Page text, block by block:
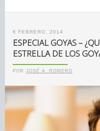
6 FEBRERO, 2014
ESPECIAL GOYAS –
ESTRELLA DE LOS
POR JOSÉ A. ROMERO